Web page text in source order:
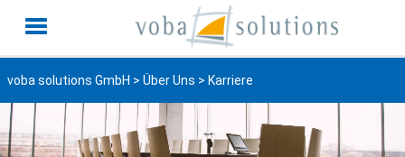
voba solutions GmbH > Über Uns > Karriere